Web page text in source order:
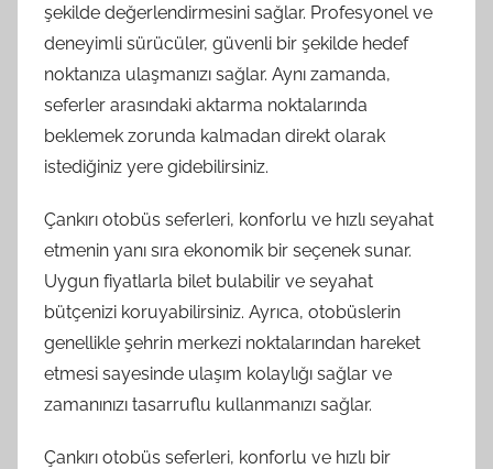
şekilde değerlendirmesini sağlar. Profesyonel ve
deneyimli sürücüler, güvenli bir şekilde hedef
noktanıza ulaşmanızı sağlar. Aynı zamanda,
seferler arasındaki aktarma noktalarında
beklemek zorunda kalmadan direkt olarak
istediğiniz yere gidebilirsiniz.
Çankırı otobüs seferleri, konforlu ve hızlı seyahat
etmenin yanı sıra ekonomik bir seçenek sunar.
Uygun fiyatlarla bilet bulabilir ve seyahat
bütçenizi koruyabilirsiniz. Ayrıca, otobüslerin
genellikle şehrin merkezi noktalarından hareket
etmesi sayesinde ulaşım kolaylığı sağlar ve
zamanınızı tasarruflu kullanmanızı sağlar.
Çankırı otobüs seferleri, konforlu ve hızlı bir